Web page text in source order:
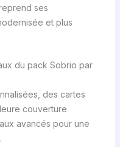
ses
et plus
du pack Sobrio par
des cartes
couverture
avancés pour une